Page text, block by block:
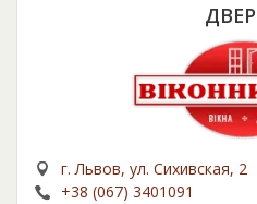
г. Львов, ул. Сихивская, 2
+38 (067) 3401091